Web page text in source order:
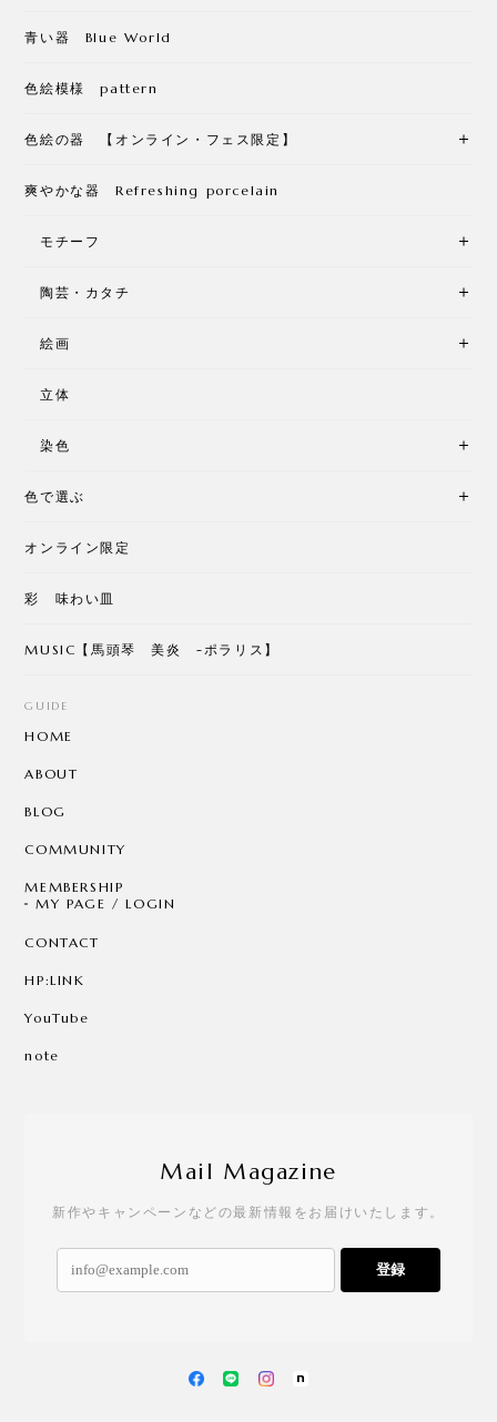
青い器 Blue World
色絵模様 pattern
色絵の器 【オンライン・フェス限定】
爽やかな器 Refreshing porcelain
モチーフ
陶芸・カタチ
絵画
立体
染色
色で選ぶ
オンライン限定
彩 味わい皿
MUSIC【馬頭琴 美炎 -ポラリス】
GUIDE
HOME
ABOUT
BLOG
COMMUNITY
MEMBERSHIP
MY PAGE / LOGIN
CONTACT
HP:LINK
YouTube
note
Mail Magazine
新作やキャンペーンなどの最新情報をお届けいたします。
登録